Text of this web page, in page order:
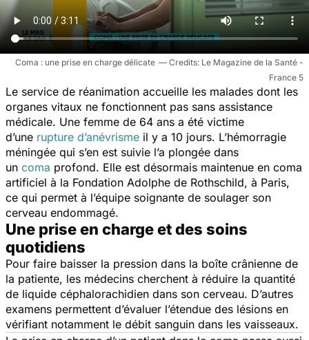
Coma : une prise en charge délicate
Le Magazine de la Santé -
France 5
Le service de réanimation accueille les malades dont les
organes vitaux ne fonctionnent pas sans assistance
médicale. Une femme de 64 ans a été victime
d’une rupture d’anévrisme il y a 10 jours. L’hémorragie
méningée qui s’en est suivie l’a plongée dans
un coma profond. Elle est désormais maintenue en coma
artificiel à la Fondation Adolphe de Rothschild, à Paris,
ce qui permet à l’équipe soignante de soulager son
cerveau endommagé.
Une prise en charge et des soins
quotidiens
Pour faire baisser la pression dans la boîte crânienne de
la patiente, les médecins cherchent à réduire la quantité
de liquide céphalorachidien dans son cerveau. D’autres
examens permettent d’évaluer l’étendue des lésions en
vérifiant notamment le débit sanguin dans les vaisseaux.